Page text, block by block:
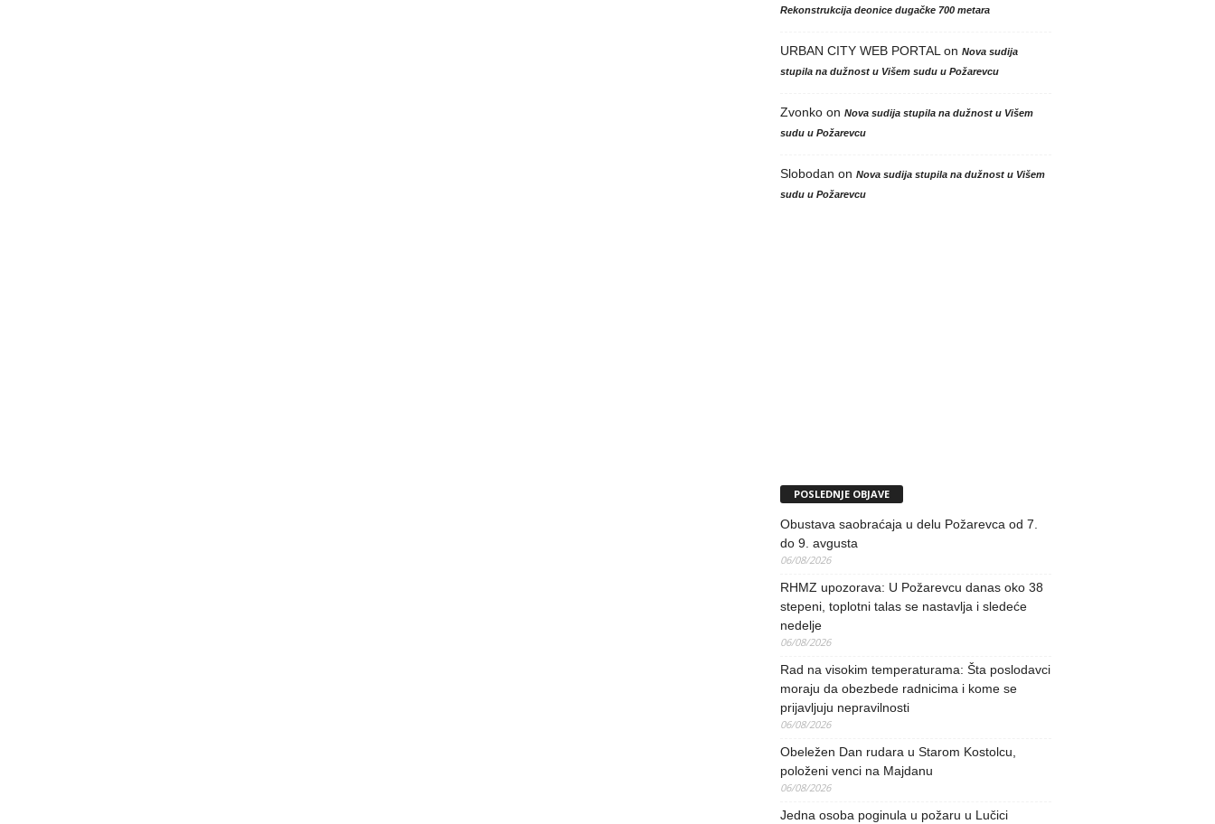
Rekonstrukcija deonice dugačke 700 metara
URBAN CITY WEB PORTAL on Nova sudija
stupila na dužnost u Višem sudu u Požarevcu
Zvonkoon Nova sudija stupila na dužnost u Višem
sudu u Požarevcu
Slobodan on Nova sudija stupila na dužnost u Višem
sudu u Požarevcu
POSLEDNJE OBJAVE
Obustava saobraćaja u delu Požarevca od 7.
do 9. avgusta
06/08/2026
RHMZ upozorava: U Požarevcu danas oko 38
stepeni, toplotni talas se nastavlja i sledeće
nedelje
06/08/2026
Rad na visokim temperaturama: Šta poslodavci
moraju da obezbede radnicima i kome se
prijavljuju nepravilnosti
06/08/2026
Obeležen Dan rudara u Starom Kostolcu,
položeni venci na Majdanu
06/08/2026
Jedna osoba poginula u požaru u Lučici